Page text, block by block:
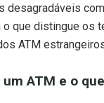
desagradáveis
que distingue os
ATM
ATM e o